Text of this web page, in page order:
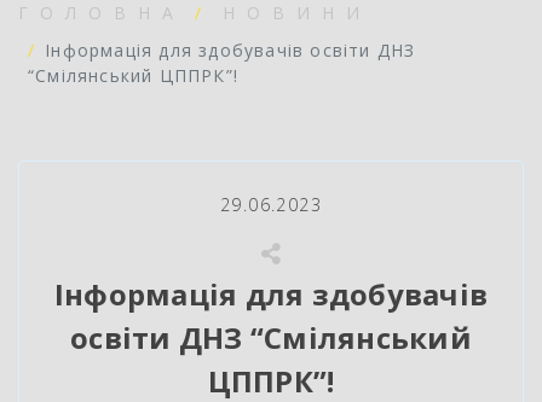
ГОЛОВНА
НОВИНИ
Інформація для здобувачів освіти ДНЗ
“Смілянський ЦППРК”!
29.06.2023
Інформація для здобувачів
освіти ДНЗ “Смілянський
ЦППРК”!